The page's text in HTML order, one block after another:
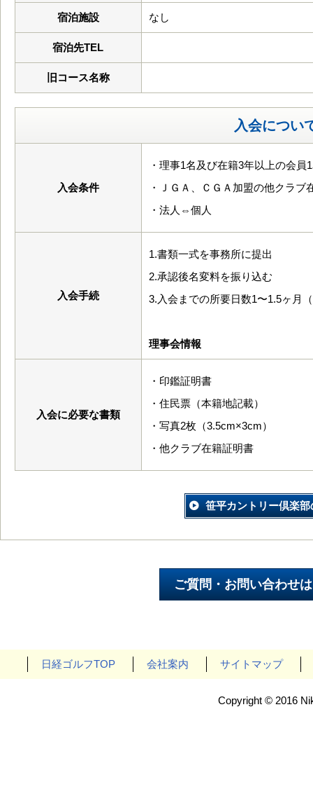
宿泊施設 なし
宿泊先TEL
旧コース名称
入会につい
入会条件
・理事1名及び在籍3年以上の会員
・ＪＧＡ、ＣＧＡ加盟の他クラブ
・法人⇔個人
入会手続
1.書類一式を事務所に提出
2.承認後名変料を振り込む
3.入会までの所要日数1〜1.5ヶ月
理事会情報
入会に必要な書類
・印鑑証明書
・住民票（本籍地記載）
・写真2枚（3.5cm×3cm）
・他クラブ在籍証明書
笹平カントリー倶楽
日経ゴルフTOP 会社案内 サイトマップ
Copyright © 2016